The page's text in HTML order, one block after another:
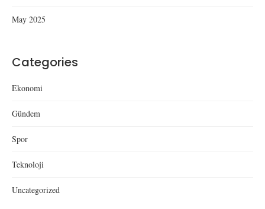
May 2025
Categories
Ekonomi
Gündem
Spor
Teknoloji
Uncategorized